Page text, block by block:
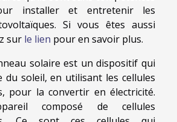
installer et entretenir les
Si vous êtes aussi
sur le lien pour en savoir plus.
solaire est un dispositif qui
du soleil, en utilisant les cellules
pour la convertir en électricité.
composé de cellules